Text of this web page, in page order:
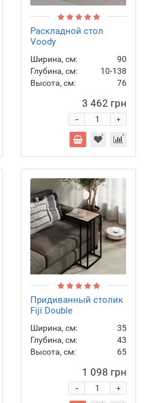
Раскладной стол
Voody
Ширина, см:
90
Глубина, см:
10-138
Высота, см:
76
3 462 грн
+
-
Придиванный столик
Fiji Double
Ширина, см:
35
Глубина, см:
43
Высота, см:
65
1 098 грн
+
-